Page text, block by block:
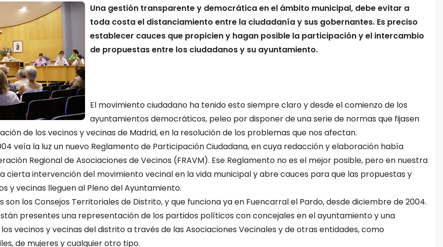
Una gestión transparente y democrática en el ámbito municipal, debe evitar a
toda costa el distanciamiento entre la ciudadanía y sus gobernantes. Es preciso
establecer cauces que propicien y hagan posible la participación y el intercambio
de propuestas entre los ciudadanos y su ayuntamiento.
El movimiento ciudadano ha tenido esto siempre claro y desde el comienzo de los
ayuntamientos democráticos, peleo por disponer de una serie de normas que fijasen
de los vecinos y vecinas de Madrid, en la resolución de los problemas que nos afectan.
veía la luz un nuevo Reglamento de Participación Ciudadana, en cuya redacción y elaboración había
Regional de Asociaciones de Vecinos (FRAVM). Ese Reglamento no es el mejor posible, pero en nuestra
cierta intervención del movimiento vecinal en la vida municipal y abre cauces para que las propuestas y
y vecinas lleguen al Pleno del Ayuntamiento.
son los Consejos Territoriales de Distrito, y que funciona ya en Fuencarral el Pardo, desde diciembre de 2004.
presentes una representación de los partidos políticos con concejales en el ayuntamiento y una
vecinos y vecinas del distrito a través de las Asociaciones Vecinales y de otras entidades, como
de mujeres y cualquier otro tipo.